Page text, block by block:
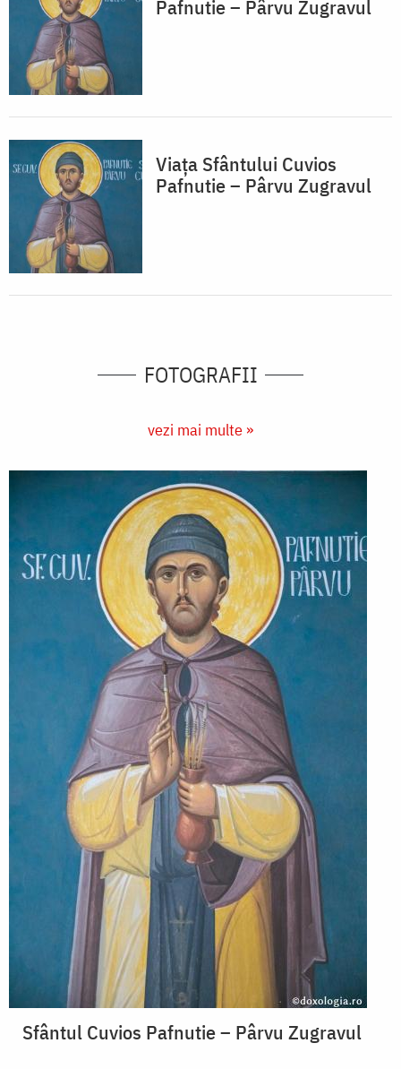
Pafnutie – Pârvu Zugravul
Viața Sfântului Cuvios
Pafnutie – Pârvu Zugravul
FOTOGRAFII
vezi mai multe »
Sfântul Cuvios Pafnutie – Pârvu Zugravul